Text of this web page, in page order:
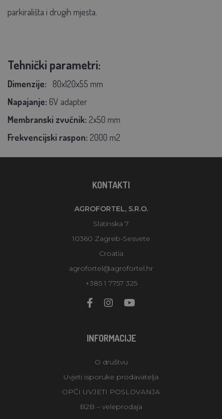
parkirališta i drugih mjesta.
Tehnički parametri:
Dimenzije:
80x120x55 mm
Napajanje: 6V adapter
Membranski zvučnik: 2x50 mm
Frekvencijski raspon: 2000 m2
KONTAKTI
AGROFORTEL, S.R.O.
Slatinska 7
10360 Zagreb-Sesvete
Croatia
agrofortel@agrofortel.hr
+385 1 7757 325
INFORMACIJE
O društvu
Uvjeti isporuke prodavatelja
OPĆI UVJETI POSLOVANJA
B2B – veleprodaja